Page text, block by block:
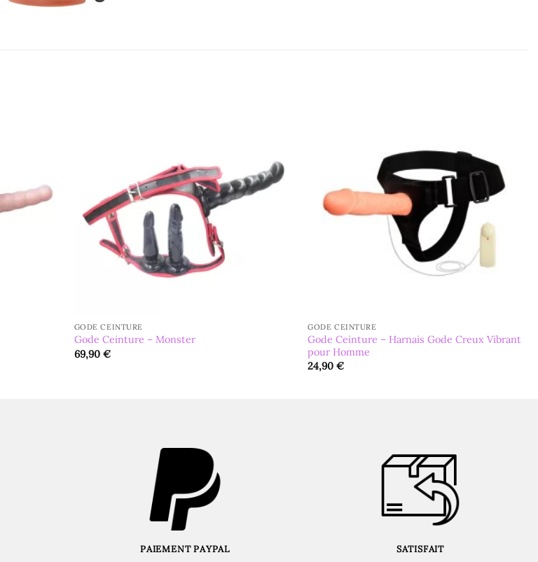
GODE CEINTURE
Gode Ceinture – Monster
69,90 €
GODE CEINTURE
Gode Ceinture – Harnais Gode Creux Vibrant
pour Homme
24,90€
PAIEMENT PAYPAL SATISFAIT